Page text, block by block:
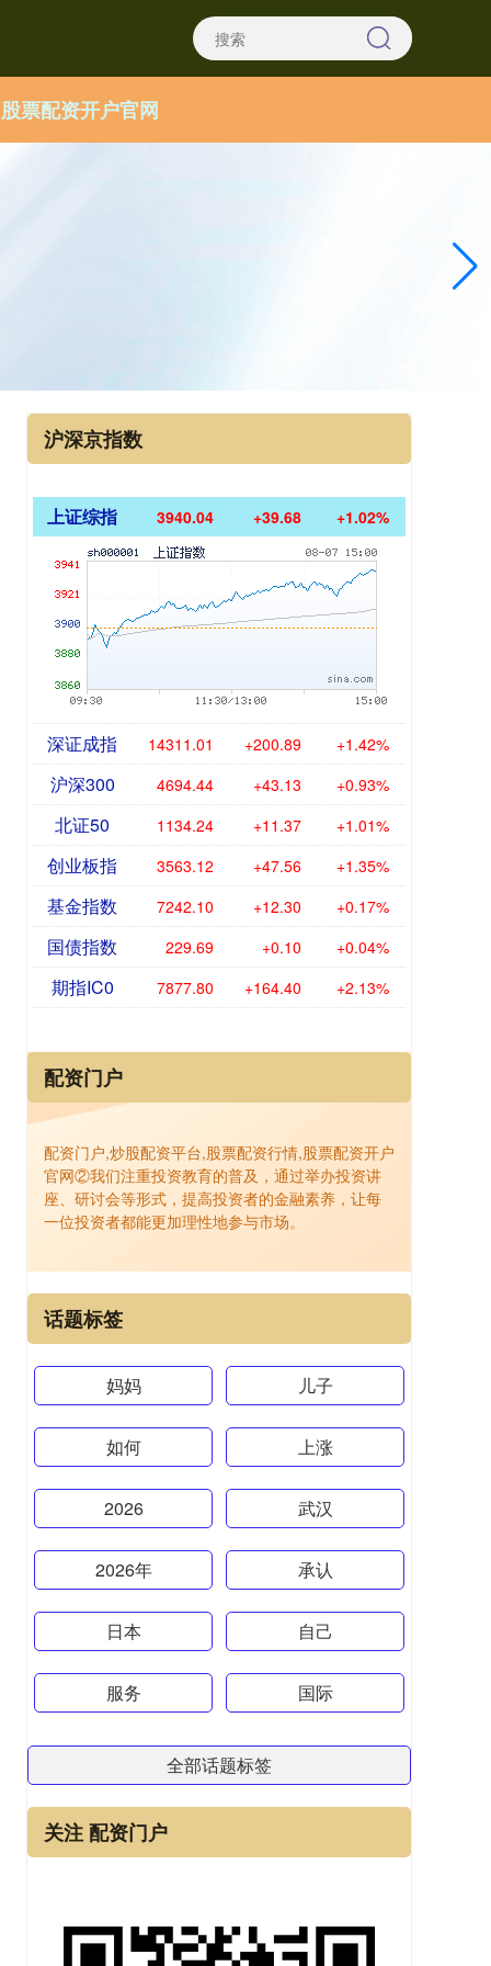
股票配资开户官网
沪深京指数
上证综指 3940.04 +39.68 +1.02%
深证成指 14311.01 +200.89 +1.42%
沪深300 4694.44 +43.13 +0.93%
北证50 1134.24 +11.37 +1.01%
创业板指 3563.12 +47.56 +1.35%
基金指数 7242.10 +12.30 +0.17%
国债指数 229.69 +0.10 +0.04%
期指IC0 7877.80 +164.40 +2.13%
配资门户
配资门户,炒股配资平台,股票配资行情,股票配资开户
官网②我们注重投资教育的普及，通过举办投资讲
座、研讨会等形式，提高投资者的金融素养，让每
一位投资者都能更加理性地参与市场。
话题标签
妈妈 儿子
如何 上涨
2026 武汉
2026年 承认
日本 自己
服务 国际
全部话题标签
关注 配资门户